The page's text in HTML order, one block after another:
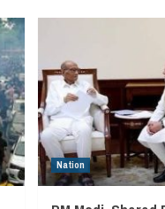
Nation